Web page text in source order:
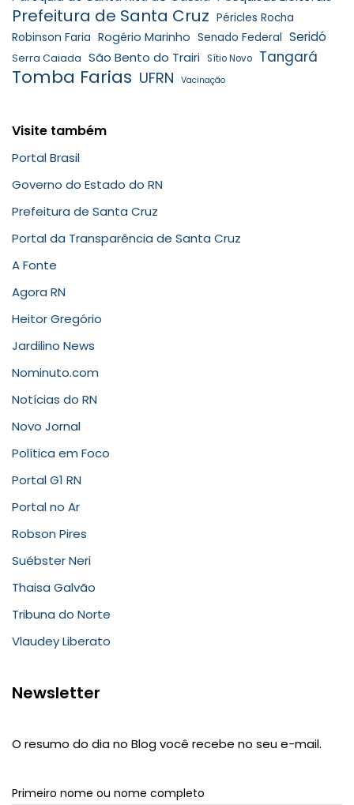
Prefeitura de Santa Cruz Péricles Rocha
Robinson Faria Rogério Marinho Senado Federal Seridó
Serra Caiada São Bento do Trairi Sítio Novo Tangará
Tomba Farias UFRN Vacinação
Visite também
Portal Brasil
Governo do Estado do RN
Prefeitura de Santa Cruz
Portal da Transparência de Santa Cruz
A Fonte
Agora RN
Heitor Gregório
Jardilino News
Nominuto.com
Notícias do RN
Novo Jornal
Política em Foco
Portal G1 RN
Portal no Ar
Robson Pires
Suébster Neri
Thaisa Galvão
Tribuna do Norte
Vlaudey Liberato
Newsletter
O resumo do dia no Blog você recebe no seu e-mail.
Primeiro nome ou nome completo